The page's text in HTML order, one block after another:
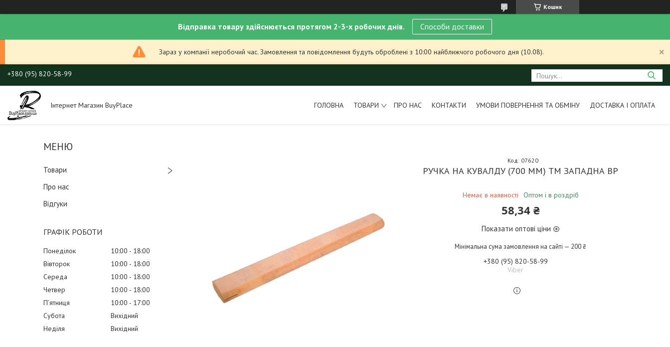
Кошик
Відправка товару здійснюється протягом 2-3-х робочих днів. Способи доставки
Зараз у компанії неробочий час. Замовлення та повідомлення будуть оброблені з 10:00 найближчого робочого дня (10.08).
+380 (95) 820-58-99
Інтернет Магазин BuyPlace ГОЛОВНА ТОВАРИ ПРО НАС КОНТАКТИ УМОВИ ПОВЕРНЕННЯ ТА ОБМІНУ ДОСТАВКА І ОПЛАТА
Товари
Про нас
Відгуки
ГРАФІК РОБОТИ
Понеділок 10:00
18:00
Вівторок
10:00
18:00
Середа
10:00
18:00
Четвер
10:00
18:00
Пʼятниця
10:00
17:00
Субота
Вихідний
Неділя
Вихідний
РУЧКА НА КУВАЛДУ (700 ММ) ТМ ЗАПАДНА BP
Немає в наявності Оптом і в роздріб
Код: 07620
58,34 ₴
Показати оптові ціни
Мінімальна сума замовлення на сайті — 200 ₴
+380 (95) 820-58-99
Viber